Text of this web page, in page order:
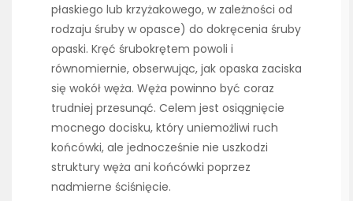
płaskiego lub krzyżakowego, w zależności od
rodzaju śruby w opasce) do dokręcenia śruby
opaski. Kręć śrubokrętem powoli i
równomiernie, obserwując, jak opaska zaciska
się wokół węża. Węża powinno być coraz
trudniej przesunąć. Celem jest osiągnięcie
mocnego docisku, który uniemożliwi ruch
końcówki, ale jednocześnie nie uszkodzi
struktury węża ani końcówki poprzez
nadmierne ściśnięcie.